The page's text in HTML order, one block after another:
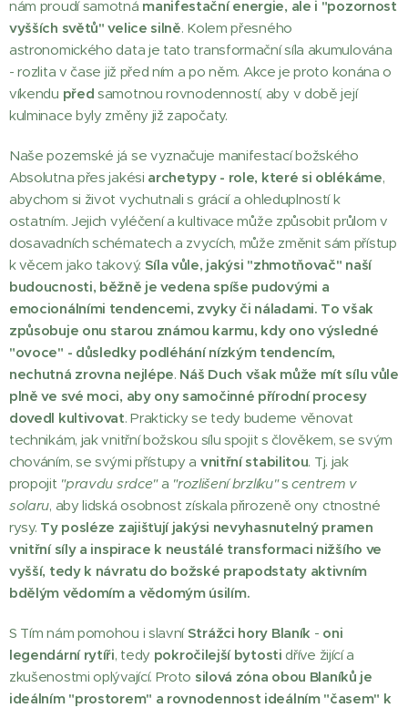
nám proudí samotná manifestační energie, ale i "pozornost
vyšších světů" velice silně. Kolem přesného
astronomického data je tato transformační síla akumulována
- rozlita v čase již před ním a po něm. Akce je proto konána o
víkendu před samotnou rovnodenností, aby v době její
kulminace byly změny již započaty.
Naše pozemské já se vyznačuje manifestací božského
Absolutna přes jakési archetypy - role, které si oblékáme,
abychom si život vychutnali s grácií a ohleduplností k
ostatním. Jejich vyléčení a kultivace může způsobit průlom v
dosavadních schématech a zvycích, může změnit sám přístup
k věcem jako takový. Síla vůle, jakýsi "zhmotňovač" naší
budoucnosti, běžně je vedena spíše pudovými a
emocionálními tendencemi, zvyky či náladami. To však
způsobuje onu starou známou karmu, kdy ono výsledné
"ovoce" - důsledky podléhání nízkým tendencím,
nechutná zrovna nejlépe. Náš Duch však může mít sílu vůle
plně ve své moci, aby ony samočinné přírodní procesy
dovedl kultivovat. Prakticky se tedy budeme věnovat
technikám, jak vnitřní božskou sílu spojit s člověkem, se svým
chováním, se svými přístupy a vnitřní stabilitou. Tj. jak
propojit "pravdu srdce"a "rozlišení brzlíku"scentrem v
solaru, aby lidská osobnost získala přirozeně ony ctnostné
rysy. Ty posléze zajišťují jakýsi nevyhasnutelný pramen
vnitřní síly a inspirace k neustálé transformaci nižšího ve
vyšší, tedy k návratu do božské prapodstaty aktivním
bdělým vědomím a vědomým úsilím.
S Tím nám pomohou i slavníStrážci hory Blaník - oni
legendární rytíři, tedy pokročilejší bytosti dříve žijící a
zkušenostmi oplývající. Proto silová zóna obou Blaníků je
ideálním "prostorem" a rovnodennost ideálním "časem" k